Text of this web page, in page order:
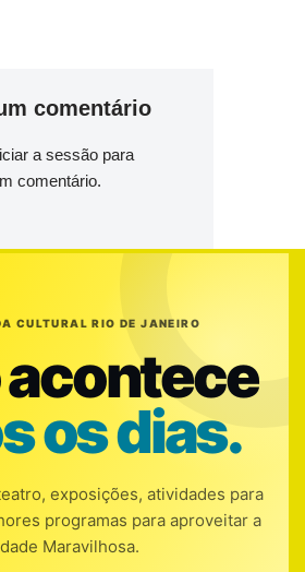
comentário
a sessão para
comentário.
CULTURAL RIO DE JANEIRO
acontece
os dias.
exposições, atividades para
programas para aproveitar a
Maravilhosa.